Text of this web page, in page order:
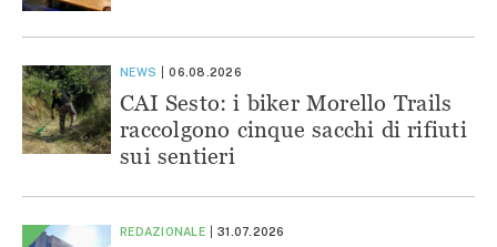
NEWS 06.08.2026
CAI Sesto: i biker Morello Trails
raccolgono cinque sacchi di rifiuti
sui sentieri
REDAZIONALE 31.07.2026